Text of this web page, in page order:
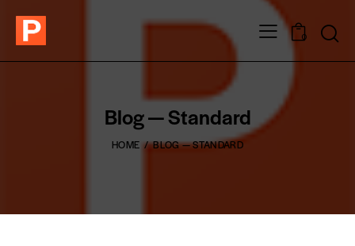
0
Blog — Standard
HOME BLOG — STANDARD